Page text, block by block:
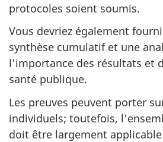
protocoles soient soumis.
Vous devriez également
synthèse cumulatif et une
l'importance des résultats et
santé publique.
Les preuves peuvent porter
individuels; toutefois,
doit être largement